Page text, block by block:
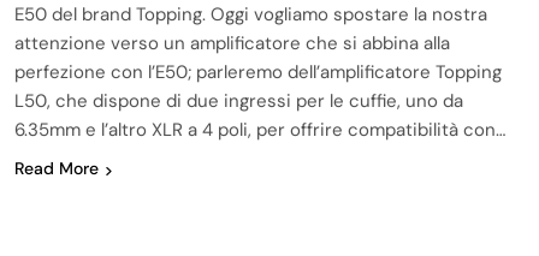
E50 del brand Topping. Oggi vogliamo spostare la nostra
attenzione verso un amplificatore che si abbina alla
perfezione con l’E50; parleremo dell’amplificatore Topping
L50, che dispone di due ingressi per le cuffie, uno da
6.35mm e l’altro XLR a 4 poli, per offrire compatibilità con…
Read More